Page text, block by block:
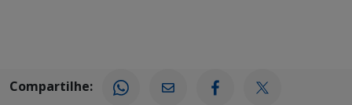
Compartilhe: